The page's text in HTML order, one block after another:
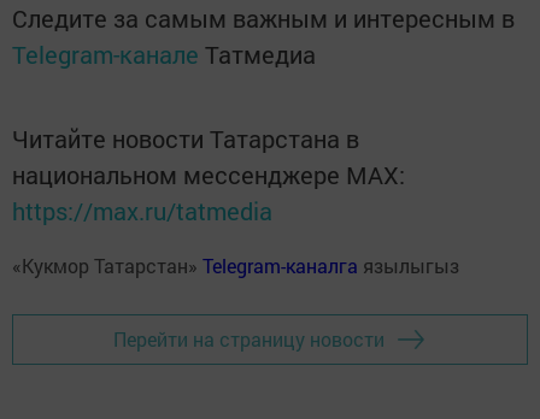
Следите за самым важным и интересным в
Telegram-канале Татмедиа
Читайте новости Татарстана в
национальном мессенджере MАХ:
https://max.ru/tatmedia
«Кукмор Татарстан» Telegram-каналга язылыгыз
Перейти на страницу новости